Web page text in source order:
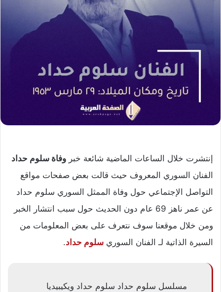
إنتشرت خلال الساعات الماضية شائعة خبر وفاة سلوم حداد
الفنان السوري المعروف حيث قالت بعض صفحات مواقع
التواصل الإجتماعي حول وفاة الممثل السوري سلوم حداد
عن عمر ناهز 69 عام دون الحديث حول سبب انتشار الخبر
ومن خلال موقعنا سوف نتعرف على بعض المعلومات من
السيرة الذاتية لـ الفنان السوري سلوم حداد.
مسلسل سلوم حداد سلوم حداد ويكيبيديا